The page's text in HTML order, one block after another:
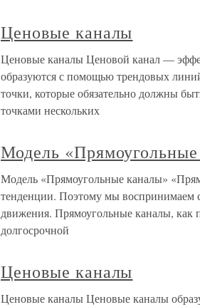
Ценовые каналы
Ценовые каналы Ценовой канал —
образуются с помощью трендовых
точки, которые обязательно должны
точками нескольких
Модель
Модель «Прямоугольные каналы»
тенденции. Поэтому мы воспринимаем
движения. Прямоугольные каналы, как
долгосрочной
Ценовые каналы
Ценовые каналы Ценовые каналы